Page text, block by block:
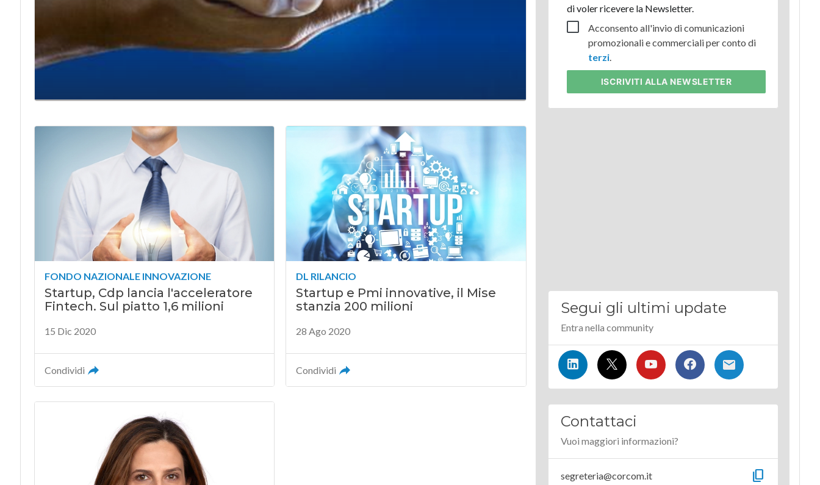
FONDO NAZIONALE INNOVAZIONE
Startup, Cdp lancia l'acceleratore
Fintech. Sul piatto 1,6 milioni
15 Dic 2020
Condividi
DL RILANCIO
Startup e Pmi innovative, il Mise
stanzia 200 milioni
28 Ago 2020
Condividi
di voler ricevere la Newsletter.
Acconsento all'invio di comunicazioni
promozionali e commerciali per conto di
terzi.
ISCRIVITI ALLA NEWSLETTER
Segui gli ultimi update
Entra nella community
Contattaci
Vuoi maggiori informazioni?
segreteria@corcom.it content_copy